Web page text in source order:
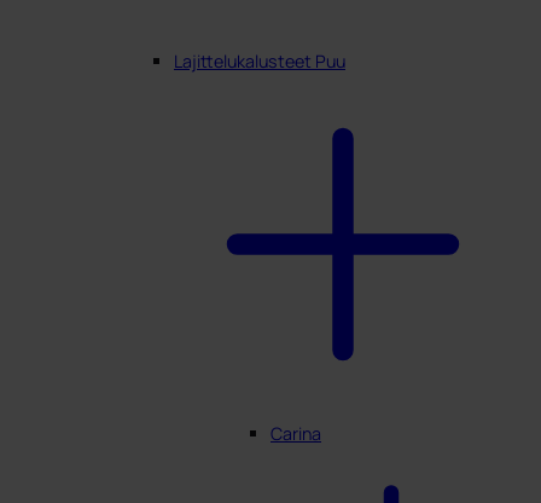
Lajittelukalusteet Puu
Carina